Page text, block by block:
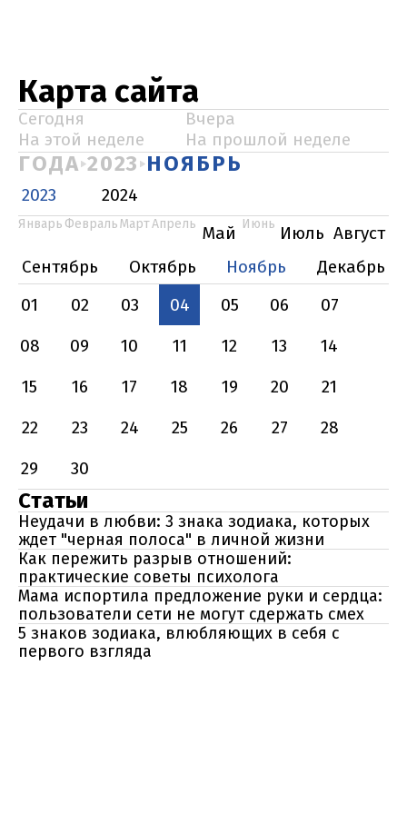
Карта сайта
Сегодня
Вчера
На этой неделе
На прошлой неделе
ГОДА 2023 НОЯБРЬ
2023 2024
Январь ФевральМартАпрель Май Июнь Июль Август
Сентябрь
Октябрь Ноябрь
Декабрь
01
02 03 04 05 06
07
08
09 10 11 12 13
14
15
16 17 18 19 20
21
22
23 24 25 26 27
28
29
30
Статьи
Неудачи в любви: 3 знака зодиака, которых
ждет "черная полоса" в личной жизни
Как пережить разрыв отношений:
практические советы психолога
Мама испортила предложение руки и сердца:
пользователи сети не могут сдержать смех
5 знаков зодиака, влюбляющих в себя с
первого взгляда